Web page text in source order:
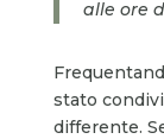
alle ore
stato
differente.